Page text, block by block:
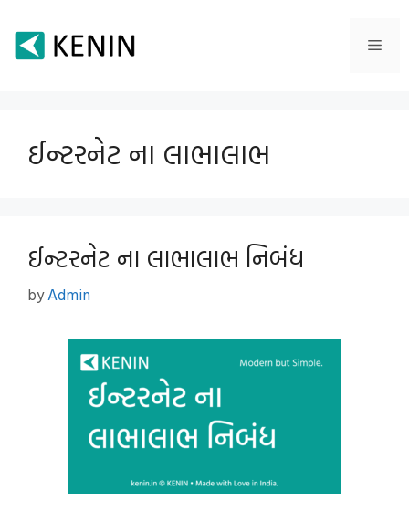
content
ઈન્ટરનેટ ના લાભાલાભ
ઈન્ટરનેટ ના લાભાલાભ નિબંધ
byAdmin